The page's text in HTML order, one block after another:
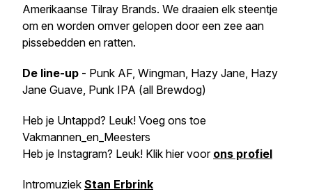
Amerikaanse Tilray Brands. We draaien elk steentje
om en worden omver gelopen door een zee aan
pissebedden en ratten.
De line-up - Punk AF, Wingman, Hazy Jane, Hazy
Jane Guave, Punk IPA (all Brewdog)
Heb je Untappd? Leuk! Voeg ons toe
Vakmannen_en_Meesters
Heb je Instagram? Leuk! Klik hier voor ons profiel
Intromuziek Stan Erbrink